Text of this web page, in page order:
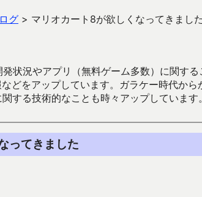
グ > マリオカート8が欲しくなってきました
状況やアプリ（無料ゲーム多数）に関す
などをアップしています。ガラケー時代
する技術的なことも時々アップしています。
ってきました